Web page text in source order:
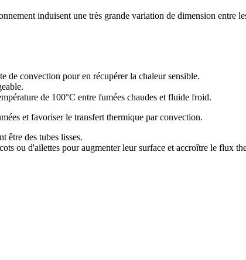
induisent une très grande variation de dimension entre
de convection pour en récupérer la chaleur sensible.
de 100°C entre fumées chaudes et fluide froid.
et favoriser le transfert thermique par convection.
être des tubes lisses.
ou d'ailettes pour augmenter leur surface et accroître le flux